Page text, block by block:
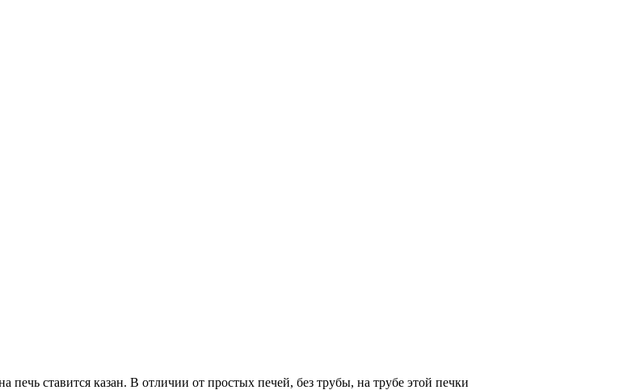
печь ставится казан. В отличии от простых печей, без трубы, на трубе этой печки